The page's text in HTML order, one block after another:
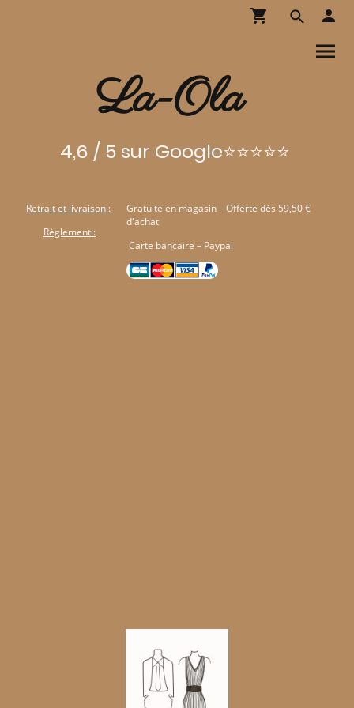
La-Ola
4,6 / 5 sur Google⭐⭐⭐⭐⭐
Retrait et livraison :
Règlement :
Gratuite en magasin – Offerte dès 59,50 €
d'achat
Carte bancaire – Paypal